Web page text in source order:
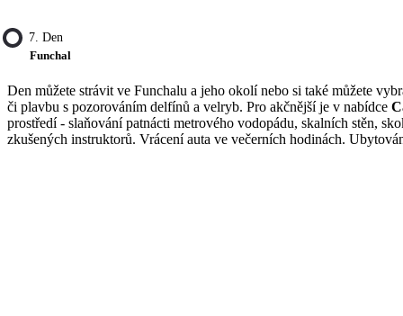
7. Den
Funchal
Den můžete strávit ve Funchalu a jeho okolí nebo si také můžete
či plavbu s pozorováním delfínů a velryb. Pro akčnější je v nabídce
prostředí - slaňování patnácti metrového vodopádu, skalních stěn,
zkušených instruktorů. Vrácení auta ve večerních hodinách.